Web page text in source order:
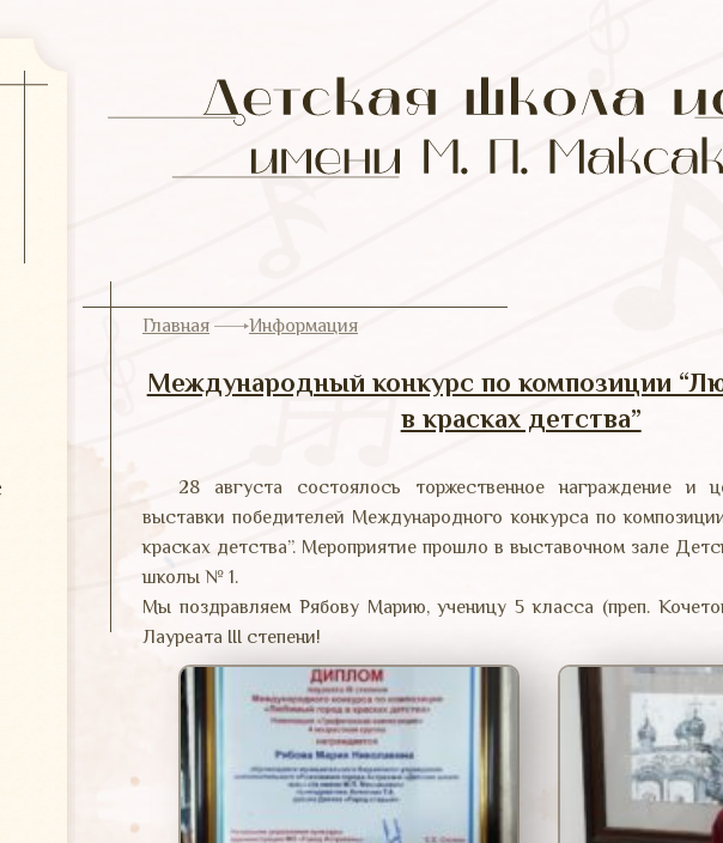
Главная Информация
Международный конкурс по композиции
в красках детства”
28 августа состоялось торжественное награждение и
выставки победителей Международного конкурса по
красках детства”. Мероприятие прошло в выставочном зале
школы № 1.
Мы поздравляем Рябову Марию, ученицу 5 класса (преп.
Лауреата III степени!